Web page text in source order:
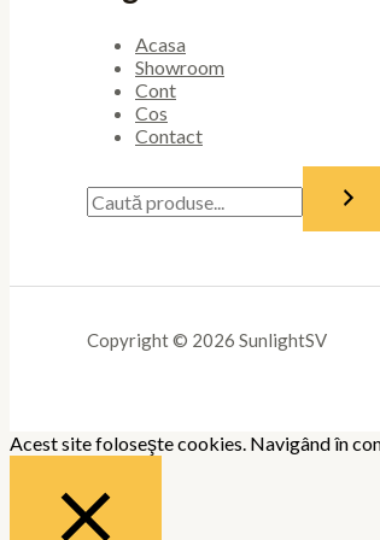
Acasa
Showroom
Cont
Cos
Contact
Copyright © 2026 SunlightSV
Acest site foloseşte cookies. Navigând în